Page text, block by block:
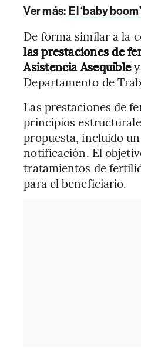
Ver más: El ‘baby
De forma similar a la
las prestaciones de
Asistencia Asequibley
Departamento de
Las prestaciones de
principios
propuesta, incluido
notificación. El
tratamientos de
para el beneficiario.